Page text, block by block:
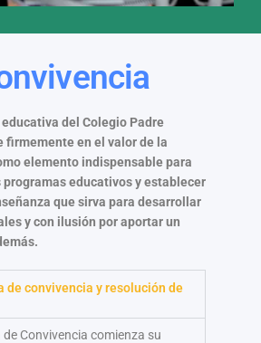
del Colegio Padre
firmemente en el valor de la
elemento indispensable para
educativos y establecer
que sirva para desarrollar
y con ilusión por aportar un
de convivencia y resolución de
Convivencia comienza su